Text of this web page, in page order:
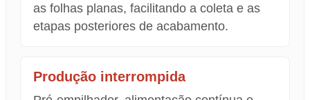
as folhas planas, facilitando a coleta e as
etapas posteriores de acabamento.
Produção interrompida